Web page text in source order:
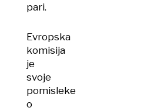
pari.
Evropska
komisija
je
svoje
pomisleke
o